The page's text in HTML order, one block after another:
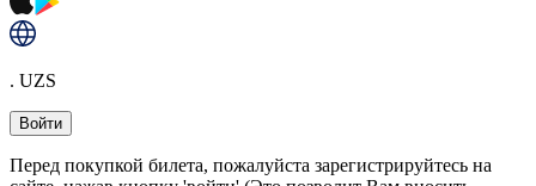
. UZS
Войти
Перед покупкой билета, пожалуйста зарегистрируйтесь на